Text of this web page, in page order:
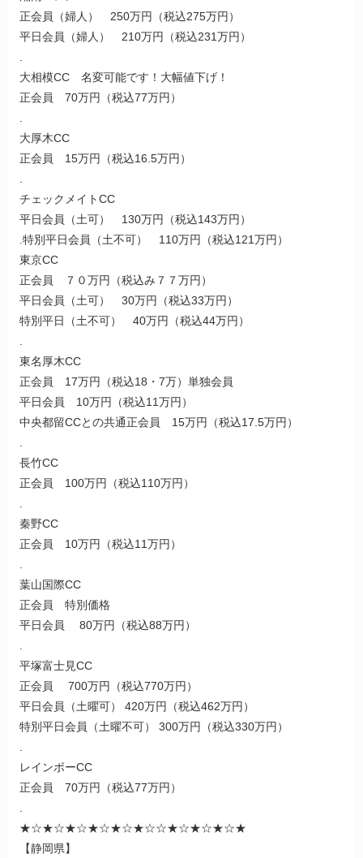
正会員（婦人） 250万円（税込275万円）
平日会員（婦人） 210万円（税込231万円）
大相模CC 名変可能です！大幅値下げ！
正会員 70万円（税込77万円）
大厚木CC
正会員 15万円（税込16.5万円）
チェックメイトCC
平日会員（土可） 130万円（税込143万円）
.特別平日会員（土不可） 110万円（税込121万円）
東京CC
正会員 ７０万円（税込み７７万円）
平日会員（土可） 30万円（税込33万円）
特別平日（土不可） 40万円（税込44万円）
東名厚木CC
正会員 17万円（税込18・7万）単独会員
平日会員 10万円（税込11万円）
中央都留CCとの共通正会員 15万円（税込17.5万円）
長竹CC
正会員 100万円（税込110万円）
秦野CC
正会員 10万円（税込11万円）
葉山国際CC
正会員 特別価格
平日会員 80万円（税込88万円）
平塚富士見CC
正会員 700万円（税込770万円）
平日会員（土曜可） 420万円（税込462万円）
特別平日会員（土曜不可） 300万円（税込330万円）
レインボーCC
正会員 70万円（税込77万円）
★☆★☆★☆★☆★☆★☆☆★☆★☆★☆★
【静岡県】